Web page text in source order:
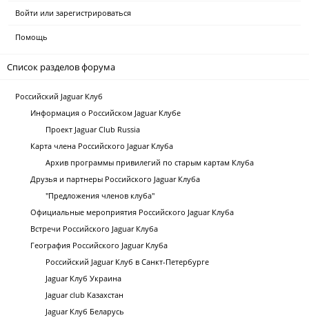
Войти или зарегистрироваться
Помощь
Список разделов форума
Российский Jaguar Клуб
Информация о Российском Jaguar Клубе
Проект Jaguar Club Russia
Карта члена Российского Jaguar Клуба
Архив программы привилегий по старым картам Клуба
Друзья и партнеры Российского Jaguar Клуба
"Предложения членов клуба"
Официальные мероприятия Российского Jaguar Клуба
Встречи Российского Jaguar Клуба
География Российского Jaguar Клуба
Российский Jaguar Клуб в Санкт-Петербурге
Jaguar Клуб Украина
Jaguar club Казахстан
Jaguar Клуб Беларусь